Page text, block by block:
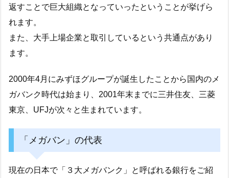
返すことで巨大組織となっていったということが挙げら
れます。
また、大手上場企業と取引しているという共通点があり
ます。
2000年4月にみずほグループが誕生したことから国内のメ
ガバンク時代は始まり、2001年末までに三井住友、三菱
東京、UFJが次々と生まれています。
「メガバン」の代表
現在の日本で「３大メガバンク」と呼ばれる銀行をご紹